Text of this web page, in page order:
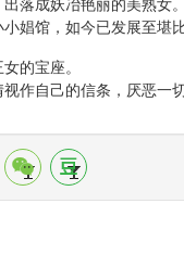
娼馆，如今已发展至堪
的宝座。
作自己的信条，厌恶一切